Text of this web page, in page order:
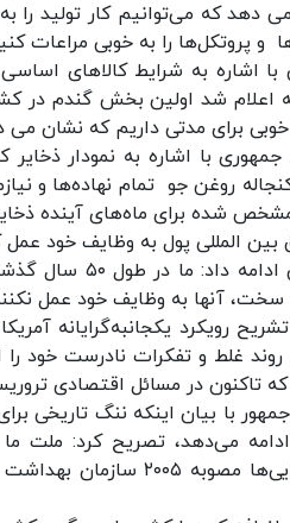
دهد که می‌توانیم کار تولید را
و پروتکل‌ها را به خوبی مراعات
با اشاره به شرایط کالاهای
اعلام شد اولین بخش گندم در
خوبی برای مدتی داریم که نشان
با اشاره به نمودار
روغن جو تمام نهاده‌ها و
شده برای ماه‌های آینده
بین المللی پول به وظایف خود عمل
روحانی
سخت، آنها به وظایف خود عمل
رویکرد یکجانبه‌گرایانه
غلط و تفکرات نادرست خود
تاکنون در مسائل اقتصادی
با بیان اینکه ننگ تاریخی
ادامه می‌دهد، تصریح کرد: ملت
آمریکایی‌ها مصوبه